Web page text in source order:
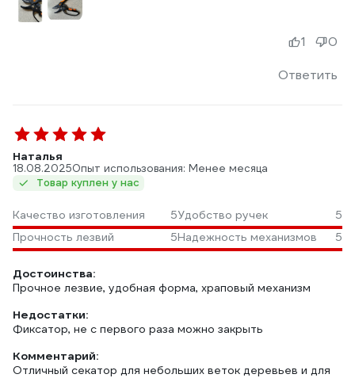
Ответить
1 0
Наталья
18.08.2025Опыт использования: Менее месяца
Товар куплен у нас
Качество изготовления 5Удобство ручек
5
Прочность лезвий
5Надежность механизмов 5
Достоинства:
Прочное лезвие, удобная форма, храповый механизм
Недостатки:
Фиксатор, не с первого раза можно закрыть
Комментарий:
Отличный секатор для небольших веток деревьев и для